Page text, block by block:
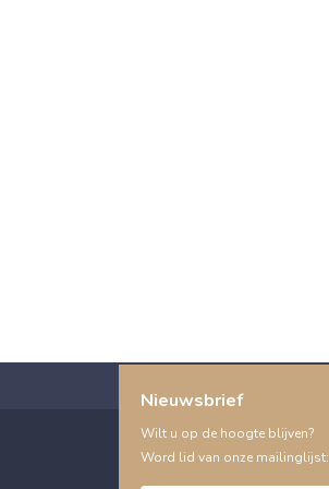
Nieuwsbrief
Wilt u op de hoogte blijven?
Word lid van onze mailinglijst: